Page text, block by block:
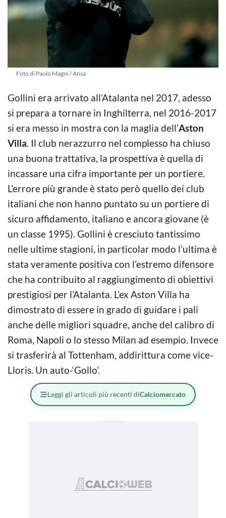
Foto di Paolo Magni / Ansa
Gollini era arrivato all’Atalanta nel 2017, adesso
si prepara a tornare in Inghilterra, nel 2016-2017
si era messo in mostra con la maglia dell’Aston
Villa. Il club nerazzurro nel complesso ha chiuso
una buona trattativa, la prospettiva è quella di
incassare una cifra importante per un portiere.
L’errore più grande è stato però quello dei club
italiani che non hanno puntato su un portiere di
sicuro affidamento, italiano e ancora giovane (è
un classe 1995). Gollini è cresciuto tantissimo
nelle ultime stagioni, in particolar modo l’ultima è
stata veramente positiva con l’estremo difensore
che ha contribuito al raggiungimento di obiettivi
prestigiosi per l’Atalanta. L’ex Aston Villa ha
dimostrato di essere in grado di guidare i pali
anche delle migliori squadre, anche del calibro di
Roma, Napoli o lo stesso Milan ad esempio. Invece
si trasferirà al Tottenham, addirittura come vice-
Lloris. Un auto-‘Gollo’.
Leggi gli articoli più recenti diCalciomercato